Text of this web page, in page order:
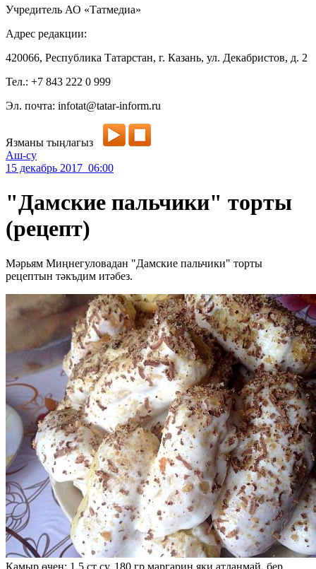
Учредитель АО «Татмедиа»
Адрес редакции:
420066, Республика Татарстан, г. Казань, ул. Декабристов, д. 2
Тел.: +7 843 222 0 999
Эл. почта: infotat@tatar-inform.ru
Язманы тыңлагыз
Аш-су
15 декабрь 2017 06:00
"Дамские пальчики" торты
(рецепт)
Мәрьям Миңнегуловадан "Дамские пальчики" торты
рецептын тәкъдим итәбез.
Камыр өчен: 1,5 ст су, 180 гр маргарин яки атланмай, бер